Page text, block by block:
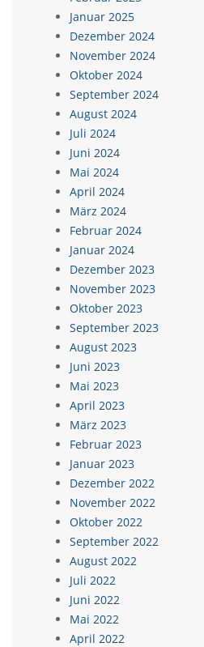
Januar 2025
Dezember 2024
November 2024
Oktober 2024
September 2024
August 2024
Juli 2024
Juni 2024
Mai 2024
April 2024
März 2024
Februar 2024
Januar 2024
Dezember 2023
November 2023
Oktober 2023
September 2023
August 2023
Juni 2023
Mai 2023
April 2023
März 2023
Februar 2023
Januar 2023
Dezember 2022
November 2022
Oktober 2022
September 2022
August 2022
Juli 2022
Juni 2022
Mai 2022
April 2022